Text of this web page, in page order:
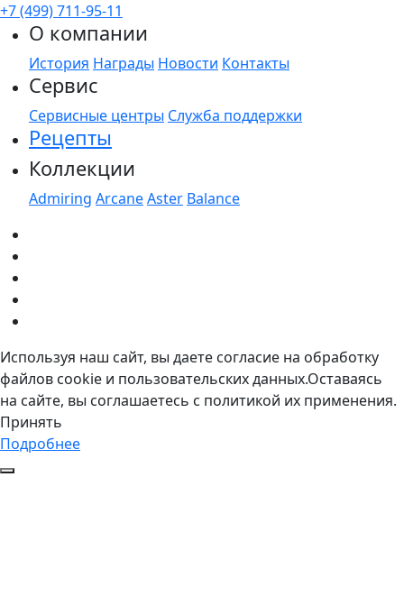
+7 (499) 711-95-11
О компании
История Награды Новости Контакты
Сервис
Сервисные центры Служба поддержки
Рецепты
Коллекции
Admiring ArcaneAster Balance
Используя наш сайт, вы даете согласие на обработку
файлов cookie и пользовательских данных.Оставаясь
на сайте, вы соглашаетесь с политикой их применения.
Принять
Подробнее